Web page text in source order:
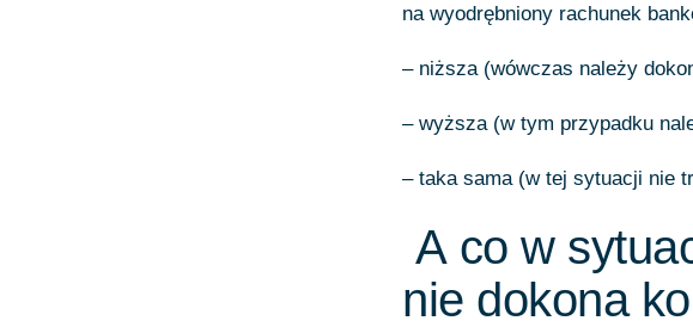
na wyodrębniony rachunek
– niższa (wówczas należy
– wyższa (w tym przypadku
– taka sama (w tej sytuacji nie
A co w
nie dokona